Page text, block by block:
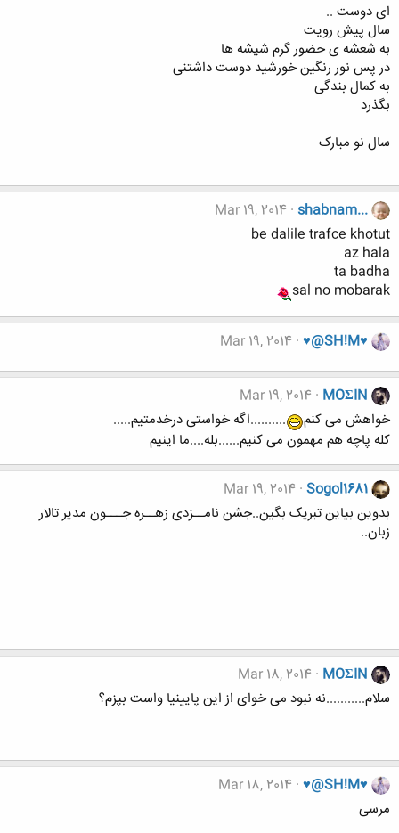
ای دوست ..
سال پیش رویت
به شعشه ی حضور گرم شیشه ها
در پس نور رنگین خورشید دوست داشتنی
به کمال بندگی
بگذرد
سال نو مبارک
shabnam...
Mar 19, 2014
be dalile trafce khotut
az hala
ta badha
sal no mobarak
♥@SH!M♥
Mar 19, 2014
MOΣIN
Mar 19, 2014
خواهش می کنم
..........اگه خواستی درخدمتیم.....
کله پاچه هم مهمون می کنیم......بله....ما اینیم
Sogol1681
Mar 19, 2014
بدوین بیاین تبریک بگین..جشن نامــزدی زهــره جـــون مدیر تالار
زبان..
MOΣIN
Mar 18, 2014
سلام...........نه نبود می خوای از این پایینیا واست بپزم؟
♥@SH!M♥
Mar 18, 2014
مرسی